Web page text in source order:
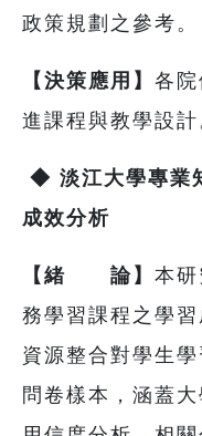
政策規劃之參考。
【決策應用】 各
進課程與教學設計
◆ 淡江大學專業
成效分析
【緒 論】 本
務學習課程之學
資源整合對學生
問卷樣本，涵蓋